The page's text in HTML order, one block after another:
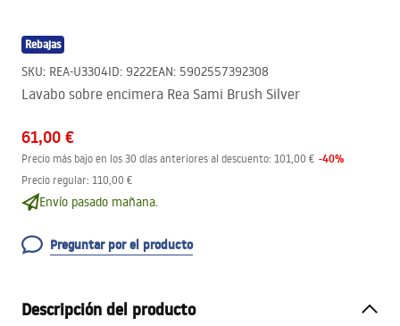
Rebajas
SKU: REA-U3304ID: 9222EAN: 5902557392308
Lavabo sobre encimera Rea Sami Brush Silver
61,00 €
Precio más bajo en los 30 días anteriores al descuento: 101,00 € -40%
Precio regular: 110,00 €
Envío pasado mañana.
Preguntar por el producto
Descripción del producto